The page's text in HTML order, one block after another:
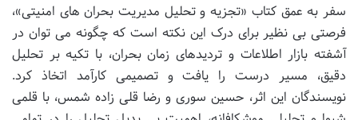
سفر به عمق کتاب «تجزیه و تحلیل مدیریت بحران های امنیتی»،
فرصتی بی نظیر برای درک این نکته است که چگونه می توان در
آشفته بازار اطلاعات و تردیدهای زمان بحران، با تکیه بر تحلیل
دقیق، مسیر درست را یافت و تصمیمی کارآمد اتخاذ کرد.
نویسندگان این اثر، حسین سوری و رضا قلی زاده شمس، با قلمی